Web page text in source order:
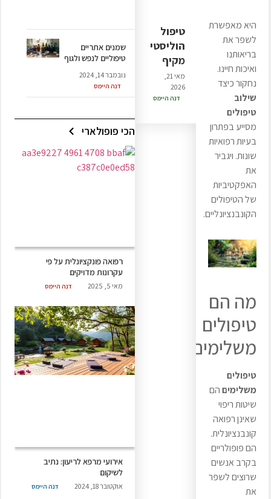
היא מאפשרת
לשפר את
בריאותנו
ואיכות חיינו.
נחקור כיצד
שילוב
טיפולים
מסייע בפתרון
בעיות רפואיות
שונות. ויגביר
את
האפקטיביות
של הטיפולים
הקונבנציונליים.
מה הם
טיפולים
משלימים?
טיפולים
משלימיםהם
שיטות ריפוי
שאינן רפואה
קונבנציונלית.
הם פופולריים
בקרב אנשים
שרוצים לשפר
את
טיפול
הוליסטי
מקיף
דנה היימס
מאי 21,
2026
שמנים אתריים
טיפוליים לנפש ולגוף
דנה היימס
נובמבר 14, 2024
הכי פופולארי
רפואה פונקציונלית על פי
עקרונות מדויקים
דנה היימס מאי 5, 2025
אירועי מרפא לריעון: נתיב
לשיקום
דנה היימס אוקטובר 18, 2024